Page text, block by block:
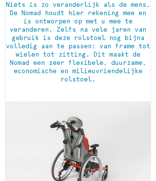
Niets is zo veranderlijk als de mens.
De Nomad houdt hier rekening mee en
is ontworpen op met u mee te
veranderen. Zelfs na vele jaren van
gebruik is deze rolstoel nog bijna
volledig aan te passen: van frame tot
wielen tot zitting. Dit maakt de
Nomad een zeer flexibele, duurzame,
economische en milieuvriendelijke
rolstoel.